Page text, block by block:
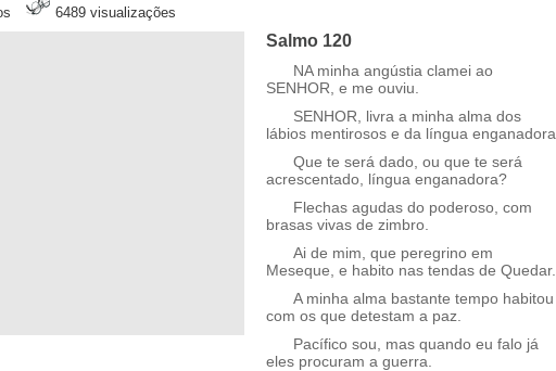
6489 visualizações
Salmo 120
NA minha angústia clamei ao
SENHOR, e me ouviu.
SENHOR, livra a minha alma dos
lábios mentirosos e da língua enganadora.
Que te será dado, ou que te será
acrescentado, língua enganadora?
Flechas agudas do poderoso, com
brasas vivas de zimbro.
Ai de mim, que peregrino em
Meseque, e habito nas tendas de Quedar.
A minha alma bastante tempo habitou
com os que detestam a paz.
Pacífico sou, mas quando eu falo já
eles procuram a guerra.